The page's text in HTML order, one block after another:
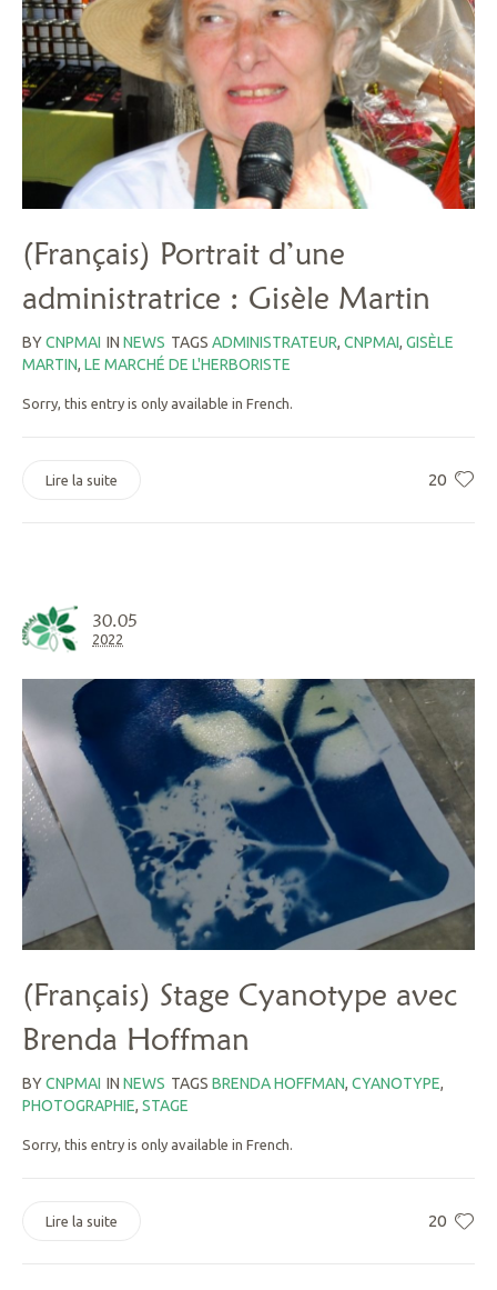
(Français) Portrait d’une
administratrice : Gisèle Martin
BYCNPMAI IN NEWS TAGS ADMINISTRATEUR, CNPMAI, GISÈLE
MARTIN, LE MARCHÉ DE L'HERBORISTE
Sorry, this entry is only available in French.
20
Lire la suite
30.05
2022
(Français) Stage Cyanotype avec
Brenda Hoffman
BYCNPMAI IN NEWS TAGS BRENDA HOFFMAN, CYANOTYPE,
PHOTOGRAPHIE, STAGE
Sorry, this entry is only available in French.
20
Lire la suite